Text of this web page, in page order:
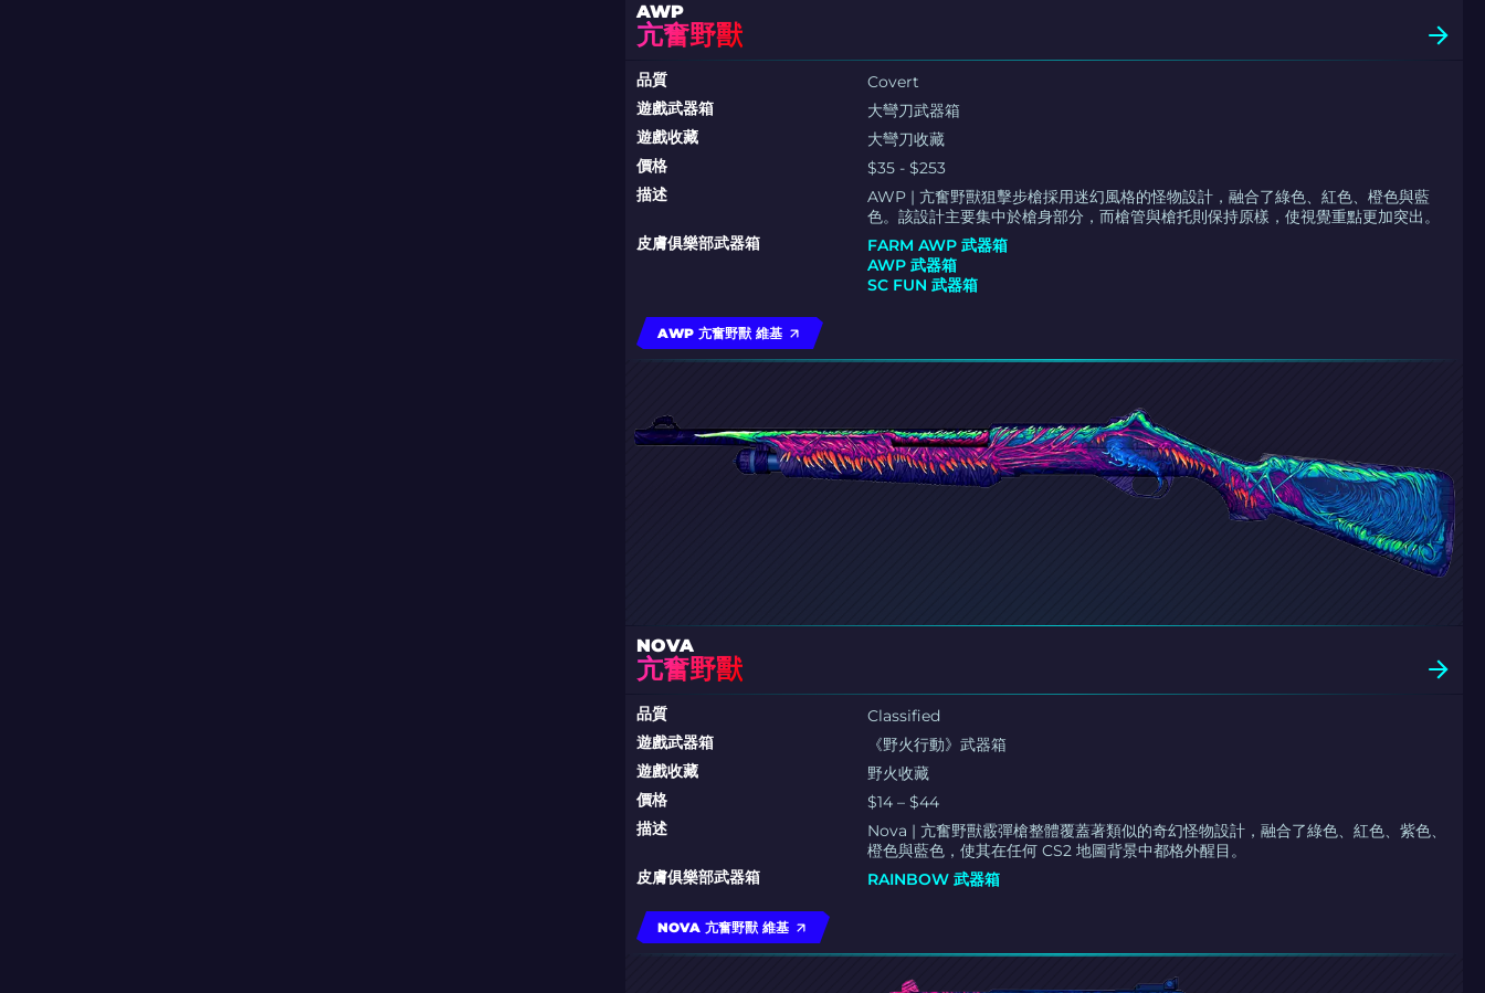
AWP
亢奮野獸
品質
Covert
遊戲武器箱
大彎刀武器箱
遊戲收藏
大彎刀收藏
價格
$35 - $253
描述
AWP | 亢奮野獸狙擊步槍採用迷幻風格的怪物設計，融合了綠色、紅色、橙色與藍
色。該設計主要集中於槍身部分，而槍管與槍托則保持原樣，使視覺重點更加突出。
皮膚俱樂部武器箱
FARM AWP 武器箱
AWP 武器箱
SC FUN 武器箱
AWP 亢奮野獸 維基
NOVA
亢奮野獸
品質
Classified
遊戲武器箱
《野火行動》武器箱
遊戲收藏
野火收藏
價格
$14 – $44
描述
Nova | 亢奮野獸霰彈槍整體覆蓋著類似的奇幻怪物設計，融合了綠色、紅色、紫色、
橙色與藍色，使其在任何 CS2 地圖背景中都格外醒目。
皮膚俱樂部武器箱
RAINBOW 武器箱
NOVA 亢奮野獸 維基